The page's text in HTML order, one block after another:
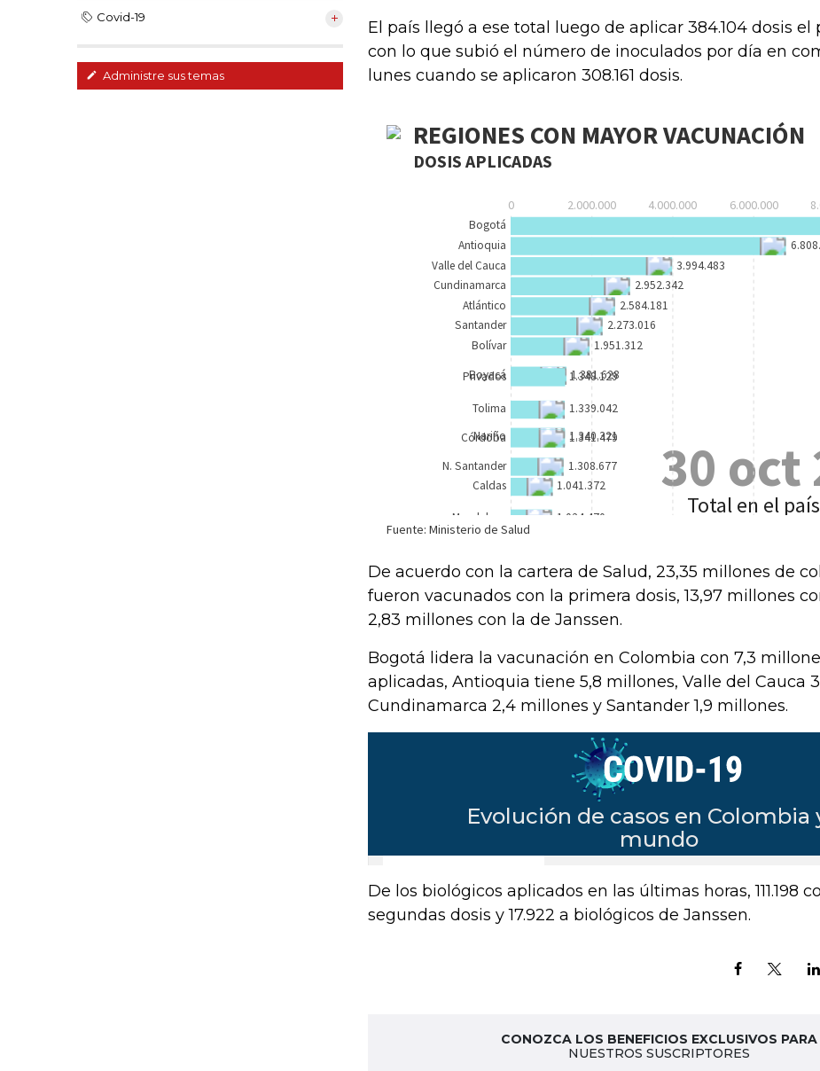
Covid-19
Administre sus temas
El país llegó a ese total luego de aplicar 384.104 dosis el
con lo que subió el número de inoculados por día en
lunes cuando se aplicaron 308.161 dosis.
De acuerdo con la cartera de Salud, 23,35 millones de
fueron vacunados con la primera dosis, 13,97 millones
2,83 millones con la de Janssen.
Bogotá lidera la vacunación en Colombia con 7,3
aplicadas, Antioquia tiene 5,8 millones, Valle del Cauca
Cundinamarca 2,4 millones y Santander 1,9 millones.
De los biológicos aplicados en las últimas horas, 111.198
segundas dosis y 17.922 a biológicos de Janssen.
CONOZCA LOS BENEFICIOS EXCLUSIVOS PARA
NUESTROS SUSCRIPTORES